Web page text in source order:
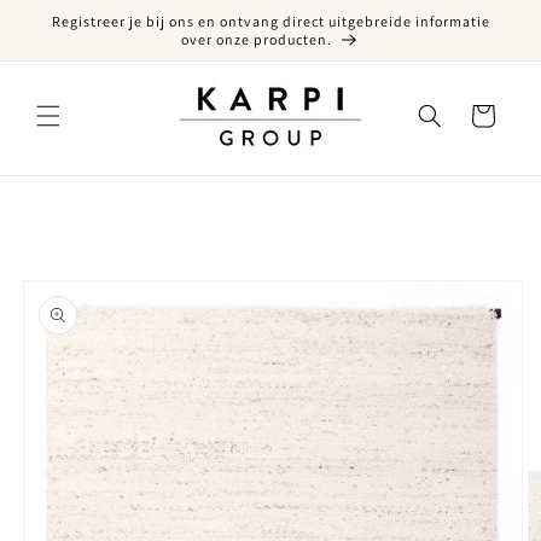
naar de content
Registreer je bij ons en ontvang direct uitgebreide informatie
over onze producten.
Winkelwagen
naar productinformatie